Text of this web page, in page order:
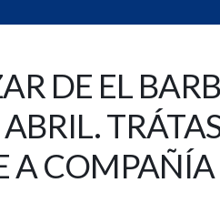
DE EL
A COMPAÑÍA